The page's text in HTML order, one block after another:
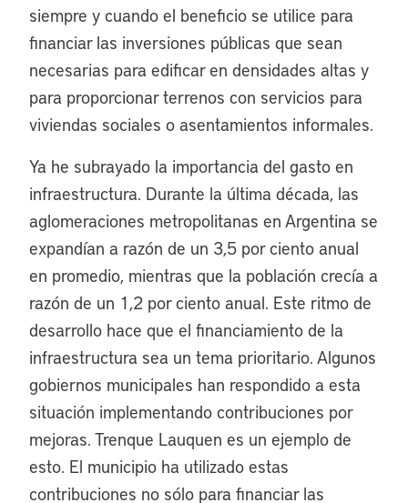
siempre y cuando el beneficio se utilice para
financiar las inversiones públicas que sean
necesarias para edificar en densidades altas y
para proporcionar terrenos con servicios para
viviendas sociales o asentamientos informales.
Ya he subrayado la importancia del gasto en
infraestructura. Durante la última década, las
aglomeraciones metropolitanas en Argentina se
expandían a razón de un 3,5 por ciento anual
en promedio, mientras que la población crecía a
razón de un 1,2 por ciento anual. Este ritmo de
desarrollo hace que el financiamiento de la
infraestructura sea un tema prioritario. Algunos
gobiernos municipales han respondido a esta
situación implementando contribuciones por
mejoras. Trenque Lauquen es un ejemplo de
esto. El municipio ha utilizado estas
contribuciones no sólo para financiar las